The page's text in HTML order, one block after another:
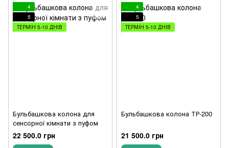
4
5
ТЕРМІН 5-10 ДНІВ
Бульбашкова колона для
сенсорної кімнати з пуфом
22 500.0 грн
4
5
ТЕРМІН 5-10 ДНІВ
Бульбашкова колона ТР-200
21 500.0 грн